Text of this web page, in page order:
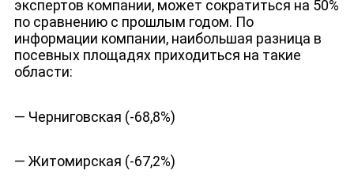
экспертов компании, может сократиться на 50%
по сравнению с прошлым годом. По
информации компании, наибольшая разница в
посевных площадях приходиться на такие
области:
— Черниговская (-68,8%)
— Житомирская (-67,2%)